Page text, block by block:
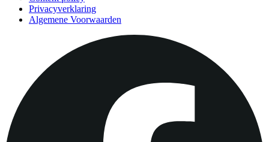
Privacyverklaring
Algemene Voorwaarden